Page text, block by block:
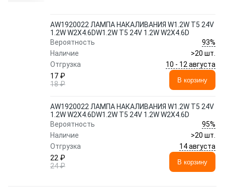
AW1920022 ЛАМПА НАКАЛИВАНИЯ W1.2W T5 24V
1.2W W2X4.6DW1.2W T5 24V 1.2W W2X4.6D
Вероятность
93%
Наличие
>20 шт.
Отгрузка
10 - 12 августа
17 ₽
18 ₽
В корзину
AW1920022 ЛАМПА НАКАЛИВАНИЯ W1.2W T5 24V
1.2W W2X4.6DW1.2W T5 24V 1.2W W2X4.6D
Вероятность
95%
Наличие
>20 шт.
Отгрузка
14 августа
22 ₽
24 ₽
В корзину